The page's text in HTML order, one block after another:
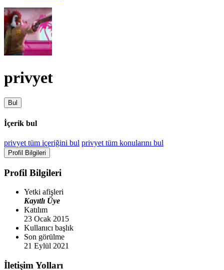
privyet
Bul
İçerik bul
privyet tüm içeriğini bul privyet tüm konularını bul
Profil Bilgileri
Profil Bilgileri
Yetki afişleri
Kayıtlı Üye
Katılım
23 Ocak 2015
Kullanıcı başlık
Son görülme
21 Eylül 2021
İletişim Yolları